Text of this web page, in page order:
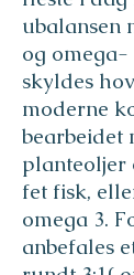
ubalansen
og omega-
skyldes
moderne
bearbeidet
planteoljer
fet fisk,
omega 3.
anbefales